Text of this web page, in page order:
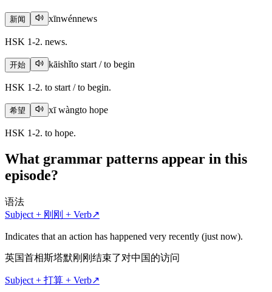
新闻 xīnwénnews
HSK 1-2. news.
开始 kāishǐto start / to begin
HSK 1-2. to start / to begin.
希望 xī wàngto hope
HSK 1-2. to hope.
What grammar patterns appear in this
episode?
语法
Subject + 刚刚 + Verb↗
Indicates that an action has happened very recently (just now).
英国首相斯塔默刚刚结束了对中国的访问
Subject + 打算 + Verb↗